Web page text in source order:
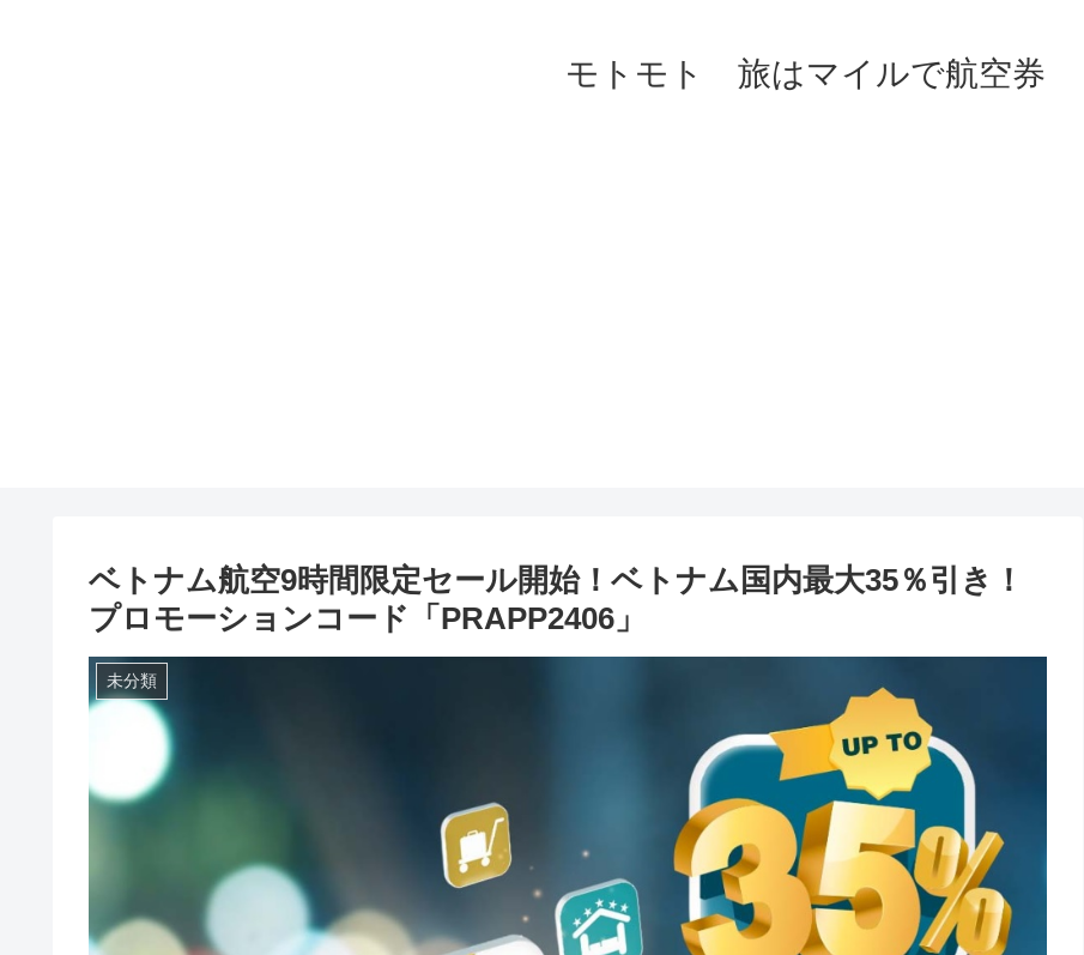
モトモト 旅はマイルで航空券
ベトナム航空9時間限定セール開始！ベトナム国内最大35％引き！
プロモーションコード「PRAPP2406」
未分類